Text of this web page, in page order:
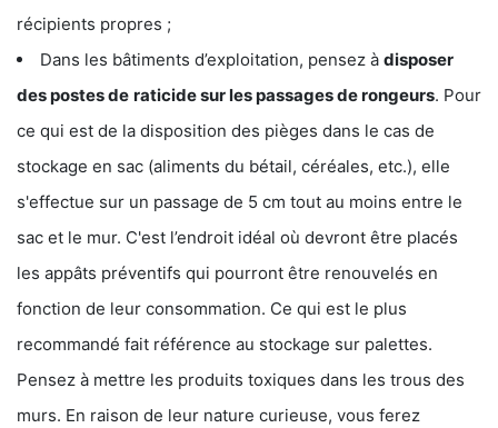
récipients propres ;
Dans les bâtiments d’exploitation, pensez à disposer
des postes de raticide sur les passages de rongeurs. Pour
ce qui est de la disposition des pièges dans le cas de
stockage en sac (aliments du bétail, céréales, etc.), elle
s'effectue sur un passage de 5 cm tout au moins entre le
sac et le mur. C'est l’endroit idéal où devront être placés
les appâts préventifs qui pourront être renouvelés en
fonction de leur consommation. Ce qui est le plus
recommandé fait référence au stockage sur palettes.
Pensez à mettre les produits toxiques dans les trous des
murs. En raison de leur nature curieuse, vous ferez